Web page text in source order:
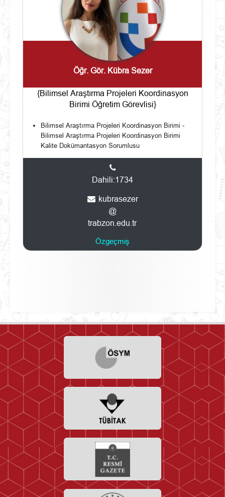
Öğr. Gör. Kübra Sezer
{Bilimsel Araştırma Projeleri Koordinasyon
Birimi Öğretim Görevlisi}
Bilimsel Araştırma Projeleri Koordinasyon Birimi -
Bilimsel Araştırma Projeleri Koordinasyon Birimi
Kalite Dokümantasyon Sorumlusu
Dahili:1734
kubrasezer
@
trabzon.edu.tr
Özgeçmiş